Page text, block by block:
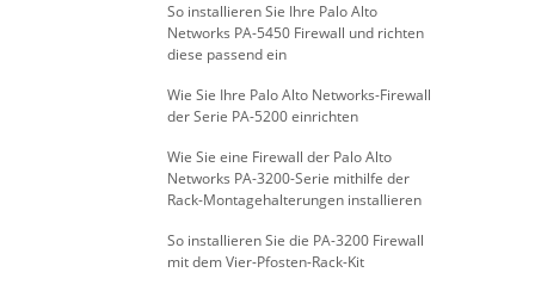
So installieren Sie Ihre Palo Alto
Networks PA-5450 Firewall und richten
diese passend ein
Wie Sie Ihre Palo Alto Networks-Firewall
der Serie PA-5200 einrichten
Wie Sie eine Firewall der Palo Alto
Networks PA-3200-Serie mithilfe der
Rack-Montagehalterungen installieren
So installieren Sie die PA-3200 Firewall
mit dem Vier-Pfosten-Rack-Kit